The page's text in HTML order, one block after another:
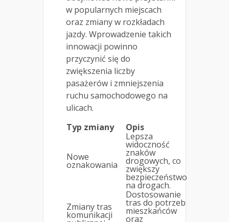
w popularnych miejscach
oraz zmiany w rozkładach
jazdy. Wprowadzenie takich
innowacji powinno
przyczynić się do
zwiększenia liczby
pasażerów i zmniejszenia
ruchu samochodowego na
ulicach.
Typ zmiany
Opis
Nowe
oznakowania
Lepsza
widoczność
znaków
drogowych, co
zwiększy
bezpieczeństwo
na drogach.
Zmiany tras
komunikacji
Dostosowanie
tras do potrzeb
mieszkańców
oraz